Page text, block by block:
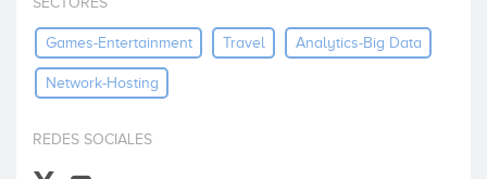
Games-Entertainment Travel Analytics-Big Data
Network-Hosting
REDES SOCIALES